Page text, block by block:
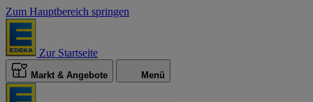
Zum Hauptbereich springen
Zur Startseite
Markt & Angebote Menü